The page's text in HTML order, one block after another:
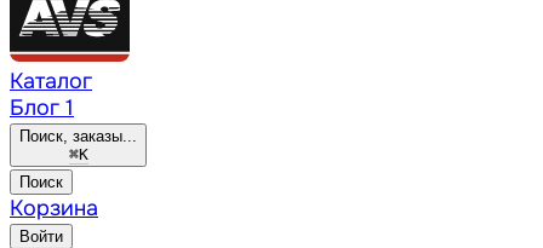
Каталог
Блог 1
Поиск, заказы...
⌘K
Поиск
Корзина
Войти